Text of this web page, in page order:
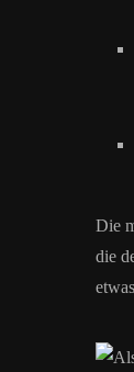
Die
die